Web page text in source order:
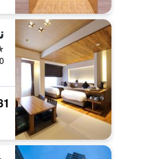
4 نجوم